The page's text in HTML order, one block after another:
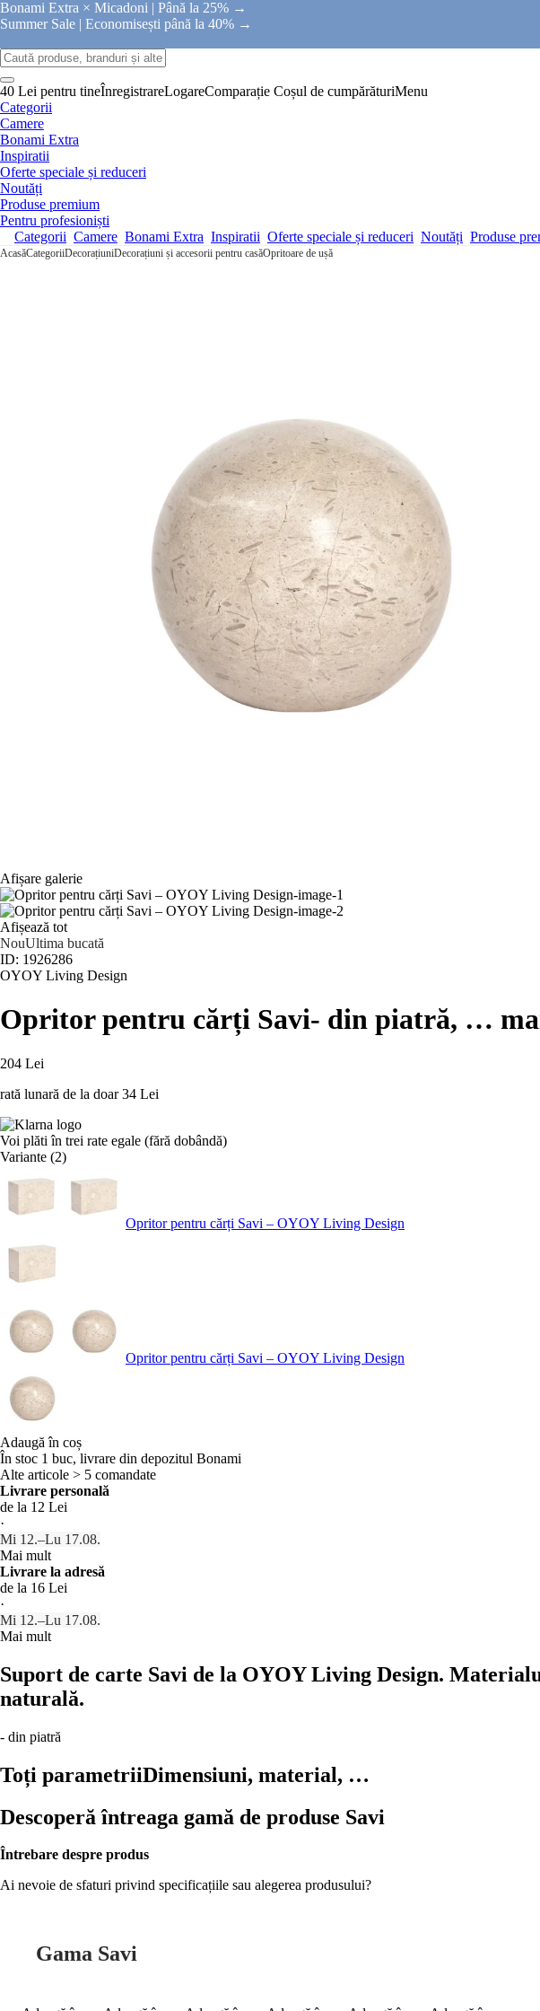
Bonami Extra × Micadoni | Până la 25% →
Summer Sale | Economisești până la 40% →
40 Lei pentru tineÎnregistrareLogareComparație Coșul de cumpărăturiMenu
Categorii
Camere
Bonami Extra
Inspiratii
Oferte speciale și reduceri
Noutăți
Produse premium
Pentru profesioniști
Categorii Camere Bonami Extra Inspiratii Oferte speciale și reduceri Noutăți Produse
AcasăCategoriiDecorațiuniDecorațiuni și accesorii pentru casăOpritoare de ușă
Afișare galerie
Afișează tot
NouUltima bucată
ID: 1926286
OYOY Living Design
Opritor pentru cărți Savi- din piatră, …
204 Lei
rată lunară de la doar 34 Lei
Voi plăti în trei rate egale (fără dobândă)
Variante (2)
Opritor pentru cărți Savi – OYOY Living Design
Opritor pentru cărți Savi – OYOY Living Design
Adaugă în coș
În stoc 1 buc, livrare din depozitul Bonami
Alte articole > 5 comandate
Livrare personală
de la 12 Lei
·
Mi 12.–Lu 17.08.
Mai mult
Livrare la adresă
de la 16 Lei
·
Mi 12.–Lu 17.08.
Mai mult
Suport de carte Savi de la OYOY Living Design.
naturală.
- din piatră
Toți parametriiDimensiuni, material, …
Descoperă întreaga gamă de produse Savi
Întrebare despre produs
Ai nevoie de sfaturi privind specificațiile sau alegerea produsului?
Gama Savi